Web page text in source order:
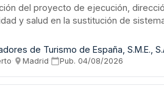
del proyecto de ejecución,
y salud en la sustitución de
en el Parador de Turismo de
incluyen la elaboración completa
de Turismo de España, S.M.E.,
· Madrid· Pub. 04/08/2026